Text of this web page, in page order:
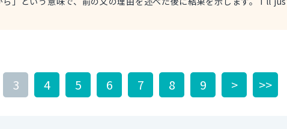
、ここでは「ジュースだけを飲む」と言っています。 juice は日本語
3 4 5 6 7 8 9 > >>